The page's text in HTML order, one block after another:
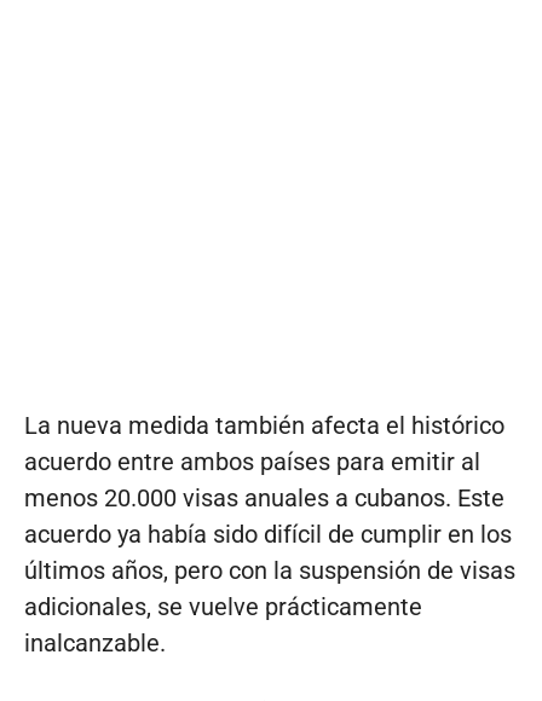
La nueva medida también afecta el histórico
acuerdo entre ambos países para emitir al
menos 20.000 visas anuales a cubanos. Este
acuerdo ya había sido difícil de cumplir en los
últimos años, pero con la suspensión de visas
adicionales, se vuelve prácticamente
inalcanzable.